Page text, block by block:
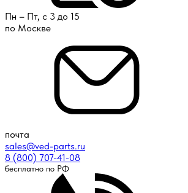
Пн – Пт, с 3 до 15
по Москве
почта
sales@ved-parts.ru
8 (800) 707-41-08
бесплатно по РФ